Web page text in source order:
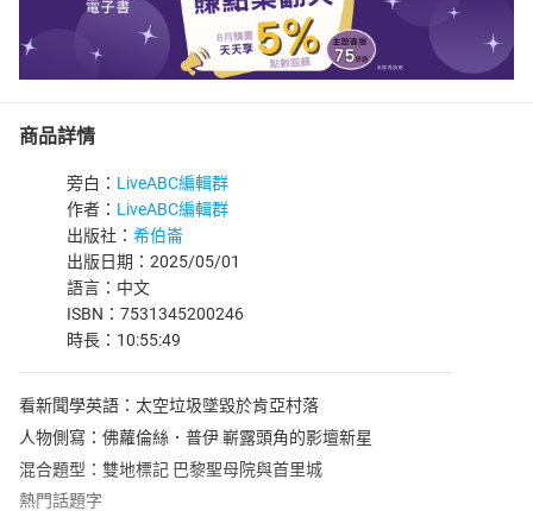
商品詳情
旁白： LiveABC編輯群
作者： LiveABC編輯群
出版社： 希伯崙
出版日期：2025/05/01
語言：中文
ISBN：7531345200246
時長：10:55:49
看新聞學英語：太空垃圾墜毀於肯亞村落
人物側寫：佛蘿倫絲．普伊 嶄露頭角的影壇新星
混合題型：雙地標記 巴黎聖母院與首里城
熱門話題字